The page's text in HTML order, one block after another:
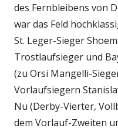
des Fernbleibens von
war das Feld
St. Leger-Sieger
Trostlaufsieger und
(zu Orsi Mangelli-
Vorlaufsiegern
Nu (Derby-Vierter,
dem Vorlauf-Zweiten